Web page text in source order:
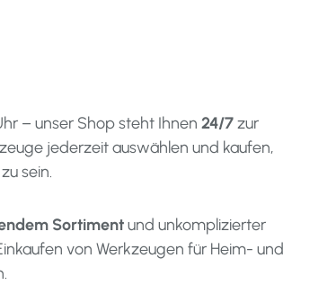
– unser Shop steht Ihnen 24/7zur
jederzeit auswählen und kaufen,
sein.
Sortimentund unkomplizierter
von Werkzeugen für Heim- und